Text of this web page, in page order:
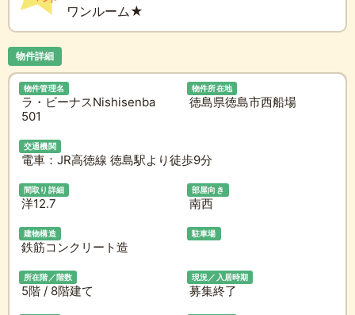
ワンルーム★
物件詳細
物件管理名
ラ・ビーナスNishisenba
501
物件所在地
徳島県徳島市西船場
交通機関
電車：JR高徳線 徳島駅より徒歩9分
間取り詳細
洋12.7
部屋向き
南西
建物構造
鉄筋コンクリート造
駐車場
所在階／階数
5階 / 8階建て
現況／入居時期
募集終了